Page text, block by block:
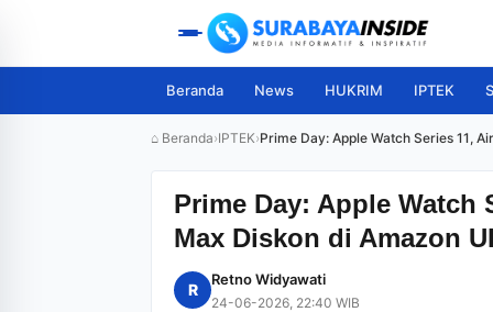
Beranda News HUKRIM IPTEK
⌂ Beranda›IPTEK›Prime Day: Apple Watch Series 11,
Prime Day: Apple Watch
Max Diskon di Amazon
R
Retno Widyawati
24-06-2026, 22:40 WIB